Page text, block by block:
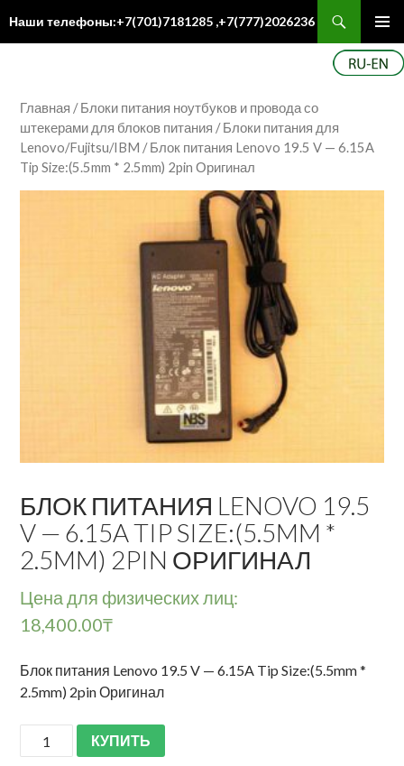
Наши телефоны:+7(701)7181285 ,+7(777)2026236
Главная /Блоки питания ноутбуков и провода со
штекерами для блоков питания /Блоки питания для
Lenovo/Fujitsu/IBM / Блок питания Lenovo 19.5 V — 6.15A
Tip Size:(5.5mm * 2.5mm) 2pin Оригинал
БЛОК ПИТАНИЯ LENOVO 19.5
V — 6.15A TIP SIZE:(5.5MM *
2.5MM) 2PIN ОРИГИНАЛ
Цена для физических лиц:
18,400.00₸
Блок питания Lenovo 19.5 V — 6.15A Tip Size:(5.5mm *
2.5mm) 2pin Оригинал
КУПИТЬ